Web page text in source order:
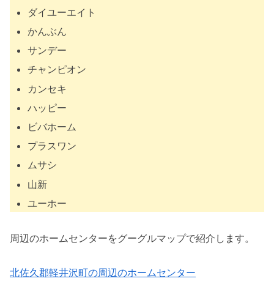
ダイユーエイト
かんぶん
サンデー
チャンピオン
カンセキ
ハッピー
ビバホーム
プラスワン
ムサシ
山新
ユーホー
周辺のホームセンターをグーグルマップで紹介します。
北佐久郡軽井沢町の周辺のホームセンター